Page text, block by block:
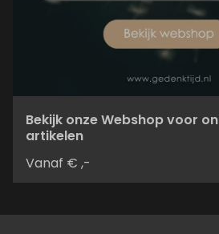
Bekijk onze Webshop voor
artikelen
Vanaf € ,-